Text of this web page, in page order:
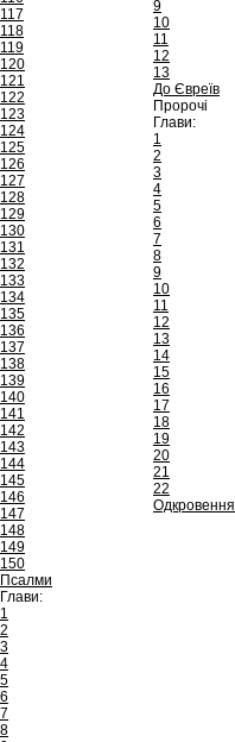
117
118
119
120
121
122
123
124
125
126
127
128
129
130
131
132
133
134
135
136
137
138
139
140
141
142
143
144
145
146
147
148
149
150
Псалми
Глави:
1
2
3
4
5
6
7
8
9
10
11
12
13
До Євреїв
Пророчі
Глави:
1
2
3
4
5
6
7
8
9
10
11
12
13
14
15
16
17
18
19
20
21
22
Одкровення